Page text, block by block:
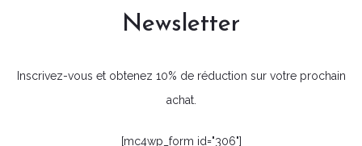
Newsletter
Inscrivez-vous et obtenez 10% de réduction sur votre prochain
achat.
[mc4wp_form id="306"]